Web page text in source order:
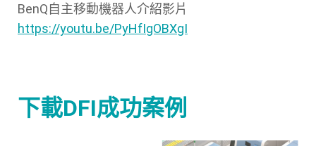
BenQ自主移動機器人介紹影片
https://youtu.be/PyHfIgOBXgI
下載DFI成功案例